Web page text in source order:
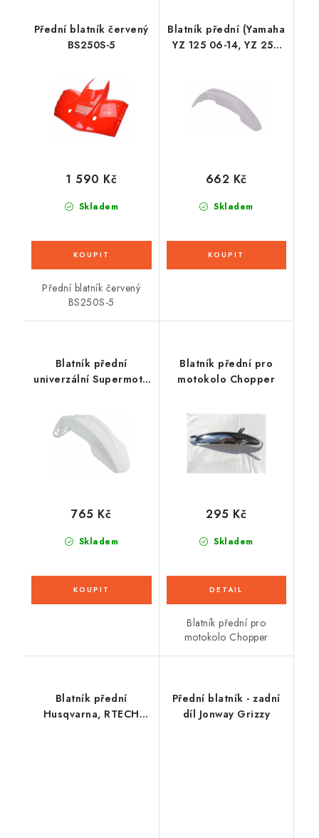
Přední blatník červený
BS250S-5
Skladem
1 590 Kč
Přední blatník červený
BS250S-5
Blatník přední (Yamaha
YZ 125 06-14, YZ 250
Skladem
662 Kč
Blatník přední
univerzální Supermoto
Skladem
765 Kč
Blatník přední pro
motokolo Chopper
Skladem
295 Kč
Blatník přední pro
motokolo Chopper
Blatník přední
Husqvarna, RTECH
Přední blatník - zadní
díl Jonway Grizzy